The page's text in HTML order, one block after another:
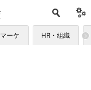
マーケ HR・組織